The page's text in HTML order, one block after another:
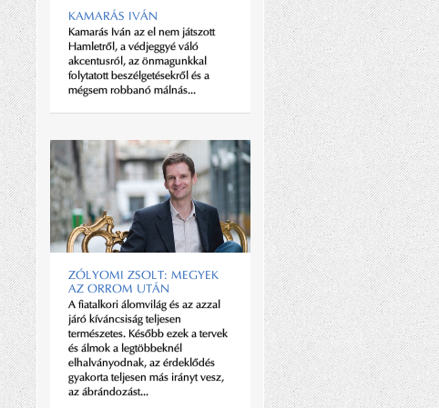
KAMARÁS IVÁN
Kamarás Iván az el nem játszott
Hamletről, a védjeggyé váló
akcentusról, az önmagunkkal
folytatott beszélgetésekről és a
mégsem robbanó málnás...
ZÓLYOMI ZSOLT: MEGYEK
AZ ORROM UTÁN
A fiatalkori álomvilág és az azzal
járó kíváncsiság teljesen
természetes. Később ezek a tervek
és álmok a legtöbbeknél
elhalványodnak, az érdeklődés
gyakorta teljesen más irányt vesz,
az ábrándozást...
KISS TIBOR
Néha házilag készített
tűzijátékbombával, máskor
lakótelepi házak falára festett
rajzokkal, később zenei ízlésével
alakította a környezetét. A
Quimby együttes gitáros-
frontembereként egy időre eltűnt...
A BIZTONSÁG KEDVÉÉRT
Hosszasan taglaltuk, miért a
kalandor gentleman tökéletes
órája a Breitling. Most itt van még
egy ok, nyomósabb, mint eddig
bármelyik – főleg, ha az ember
nagyon komolyan veszi a